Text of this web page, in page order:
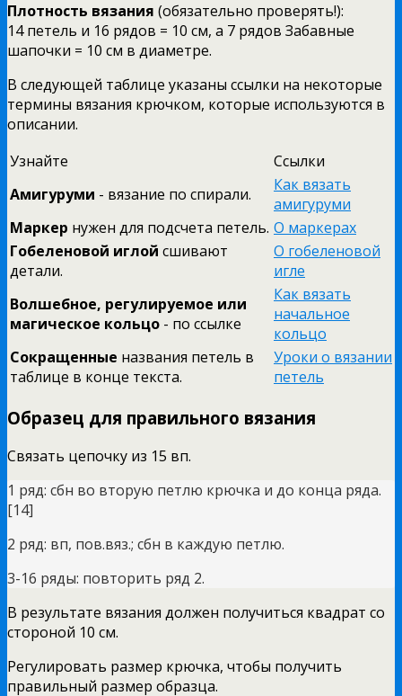
Плотность вязания (обязательно проверять!):
14 петель и 16 рядов = 10 см, а 7 рядов Забавные
шапочки = 10 см в диаметре.
В следующей таблице указаны ссылки на некоторые
термины вязания крючком, которые используются в
описании.
Узнайте
Ссылки
Амигуруми - вязание по спирали.
Как вязать
амигуруми
Маркер нужен для подсчета петель. О маркерах
Гобеленовой иглой сшивают
детали.
О гобеленовой
игле
Волшебное, регулируемое или
магическое кольцо - по ссылке
Как вязать
начальное
кольцо
Сокращенные названия петель в
таблице в конце текста.
Уроки о вязании
петель
Образец для правильного вязания
Связать цепочку из 15 вп.
1 ряд: сбн во вторую петлю крючка и до конца ряда.
[14]
2 ряд: вп, пов.вяз.; сбн в каждую петлю.
3-16 ряды: повторить ряд 2.
В результате вязания должен получиться квадрат со
стороной 10 см.
Регулировать размер крючка, чтобы получить
правильный размер образца.